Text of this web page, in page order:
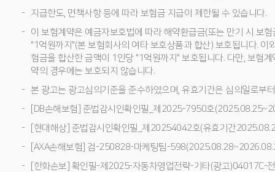
지급한도, 면책사항 등에 따라 보험금 지급이 제한될 수 있습니다.
이 보험계약은 예금자보호법에 따라 해약환급금(또는 만기 시 보
"1억원까지"(본 보험회사의 여타 보호상품과 합산) 보호됩니다. 이
험금을 합산한 금액이 1인당 "1억원까지" 보호됩니다. 다만, 보험
약의 경우에는 보호되지 않습니다.
본 광고는 광고심의기준을 준수하였으며, 유효기간은 심의일로부
[DB손해보험] 준법감시인확인필_제2025-7950호
[현대해상] 준법감시인확인필_제20254042호(유효기간
[AXA손해보험] 검-250828-마케팅팀-
[한화손보] 확인필-제2025-자동차영업전략-기타(광고)04017C-